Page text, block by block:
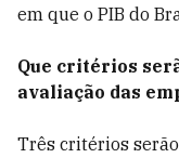
em que o PIB do
Que critérios
avaliação das
Três critérios